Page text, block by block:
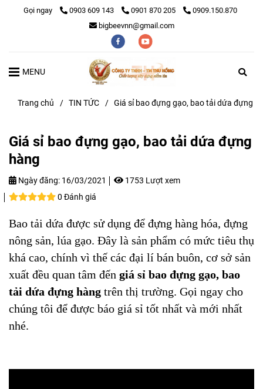
Gọi ngay 0903 609 143 0901 870 205
0909.150.870
bigbeevnn@gmail.com
MENU
Trang chủ / TIN TỨC / Giá sỉ bao đựng gạo, bao tải dứa đựng
Giá sỉ bao đựng gạo, bao tải dứa đựng
hàng
Ngày đăng: 16/03/2021
1753 Lượt xem
0 Đánh giá
Bao tải dứa được sử dụng để đựng hàng hóa, đựng
nông sản, lúa gạo. Đây là sản phẩm có mức tiêu thụ
khá cao, chính vì thế các đại lí bán buôn, cơ sở sản
xuất đều quan tâm đến giá sỉ bao đựng gạo, bao
tải dứa đựng hàng trên thị trường. Gọi ngay cho
chúng tôi để được báo giá sỉ tốt nhất và mới nhất
nhé.